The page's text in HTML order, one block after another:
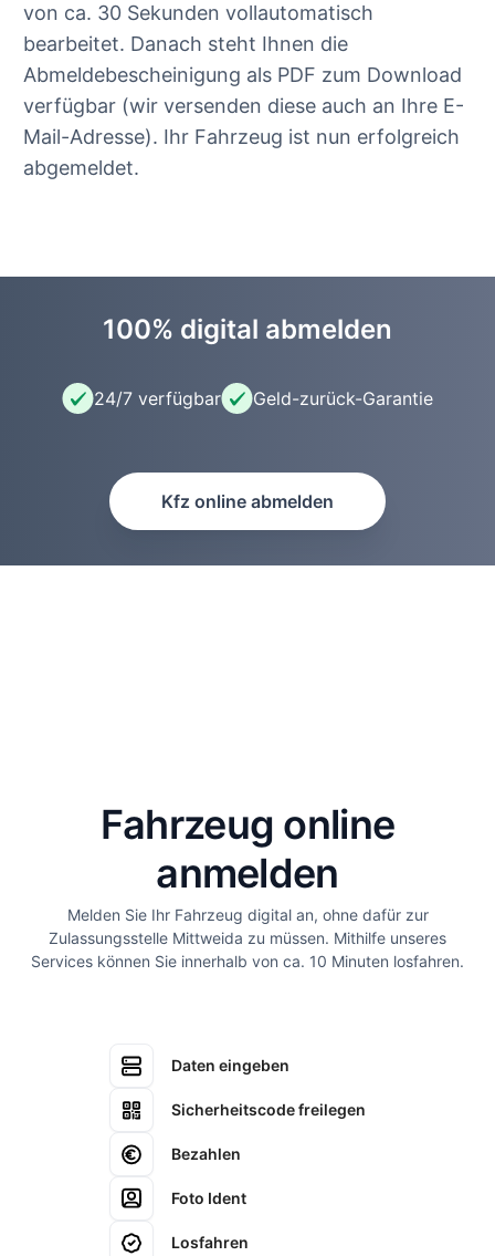
von ca. 30 Sekunden vollautomatisch
bearbeitet. Danach steht Ihnen die
Abmeldebescheinigung als PDF zum Download
verfügbar (wir versenden diese auch an Ihre E-
Mail-Adresse). Ihr Fahrzeug ist nun erfolgreich
abgemeldet.
100% digital abmelden
24/7 verfügbar Geld-zurück-Garantie
Kfz online abmelden
Fahrzeug online
anmelden
Melden Sie Ihr Fahrzeug digital an, ohne dafür zur
Zulassungsstelle Mittweida zu müssen. Mithilfe unseres
Services können Sie innerhalb von ca. 10 Minuten losfahren.
Daten eingeben
Sicherheitscode freilegen
Bezahlen
Foto Ident
Losfahren